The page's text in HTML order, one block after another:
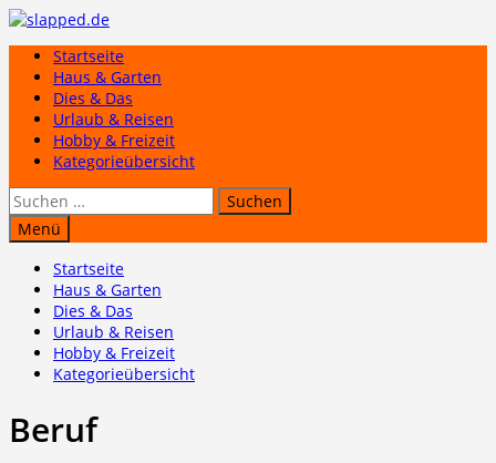
Zum
springenStartseite
Haus & Garten
Dies & Das
Urlaub & Reisen
Hobby & Freizeit
Kategorieübersicht
Suchen
nach:
Menü
Startseite
Haus & Garten
Dies & Das
Urlaub & Reisen
Hobby & Freizeit
Kategorieübersicht
Beruf